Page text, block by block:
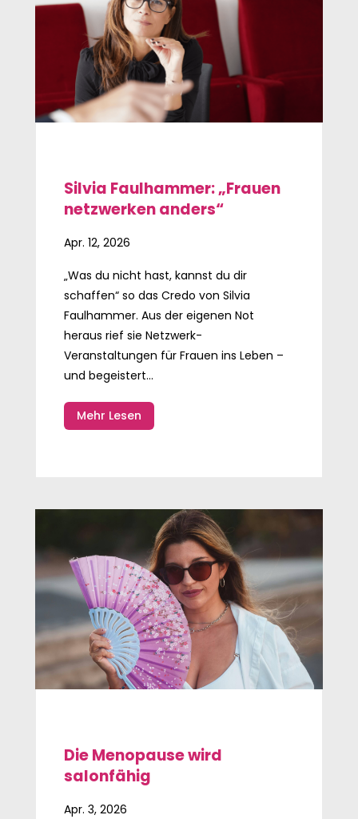
Silvia Faulhammer: „Frauen
netzwerken anders“
Apr. 12, 2026
„Was du nicht hast, kannst du dir
schaffen“ so das Credo von Silvia
Faulhammer. Aus der eigenen Not
heraus rief sie Netzwerk-
Veranstaltungen für Frauen ins Leben –
und begeistert...
Mehr Lesen
Die Menopause wird
salonfähig
Apr. 3, 2026